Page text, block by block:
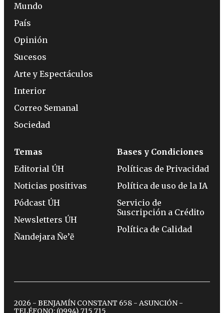
Mundo
País
Opinión
Sucesos
Arte y Espectáculos
Interior
Correo Semanal
Sociedad
Temas
Editorial ÚH
Noticias positivas
Pódcast ÚH
Newsletters ÚH
Ñandejara Ñe’ẽ
Bases y Condiciones
Políticas de Privacidad
Política de uso de la IA
Servicio de
Suscripción a Crédito
Política de Calidad
2026 - BENJAMÍN CONSTANT 658 - ASUNCIÓN -
TELÉFONO: (0994) 715 715